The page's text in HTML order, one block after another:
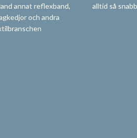
annat reflexband,
och andra
alltid så